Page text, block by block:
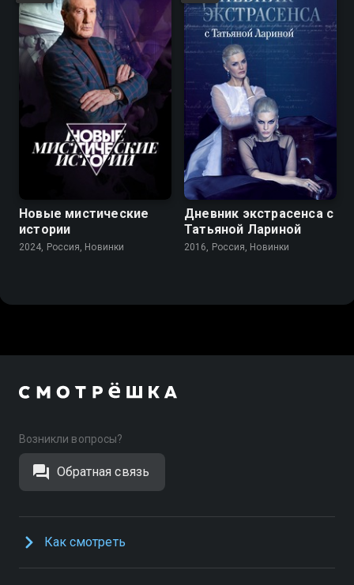
Новые мистические
истории
2024, Россия, Новинки
Дневник экстрасенса с
Татьяной Лариной
2016, Россия, Новинки
Возникли вопросы?
Обратная связь
Как смотреть